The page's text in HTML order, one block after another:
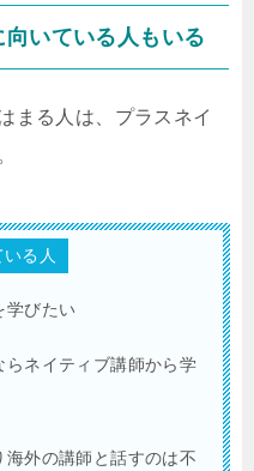
いている人もいる
まる人は、プラスネイ
る人
学びたい
ネイティブ講師から学
外の講師と話すのは不